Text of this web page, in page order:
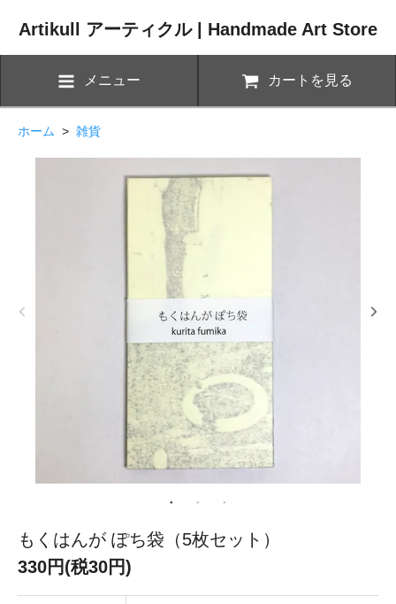
Artikull アーティクル | Handmade Art Store
メニュー カートを見る
ホーム > 雑貨
もくはんが ぽち袋（5枚セット）
330円(税30円)